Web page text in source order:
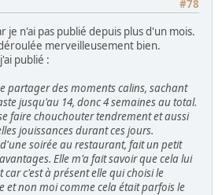
#78
je n'ai pas publié depuis plus d'un mois.
merveilleusement bien.
publié :
partager des moments calins, sachant
jusqu'au 14, donc 4 semaines au total.
faire chouchouter tendrement et aussi
jouissances durant ces jours.
soirée au restaurant, fait un petit
Elle m'a fait savoir que cela lui
c'est à présent elle qui choisi le
et non moi comme cela était parfois le